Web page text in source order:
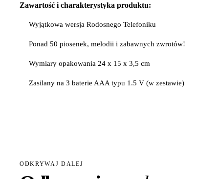
Zawartość i charakterystyka produktu:
Wyjątkowa wersja Rodosnego Telefoniku
Ponad 50 piosenek, melodii i zabawnych zwrotów!
Wymiary opakowania 24 x 15 x 3,5 cm
Zasilany na 3 baterie AAA typu 1.5 V (w zestawie)
ODKRYWAJ DALEJ